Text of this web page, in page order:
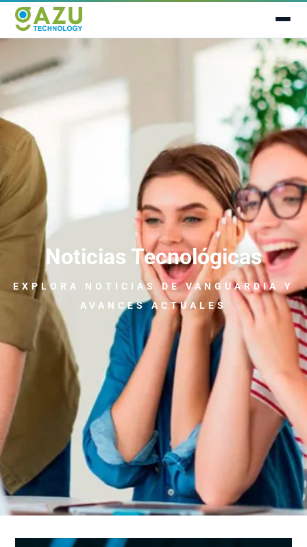
Noticias Tecnológicas
EXPLORA NOTICIASDE VANGUARDIA Y
AVANCES ACTUALES